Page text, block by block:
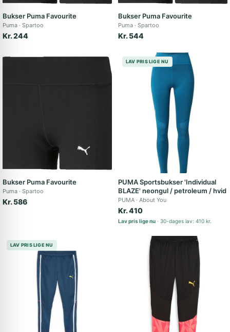
Bukser Puma Favourite
Puma Spartoo
Kr. 244
Bukser Puma Favourite
Puma Spartoo
Kr. 544
Bukser Puma Favourite
Puma Spartoo
Kr. 586
LAV PRIS LIGE NU
PUMA Sportsbukser 'Individual
BLAZE' neongul / petroleum / hvid
PUMA About You
Kr. 410
Lav pris lige nu 30-dages lav: 410 kr.
LAV PRIS LIGE NU